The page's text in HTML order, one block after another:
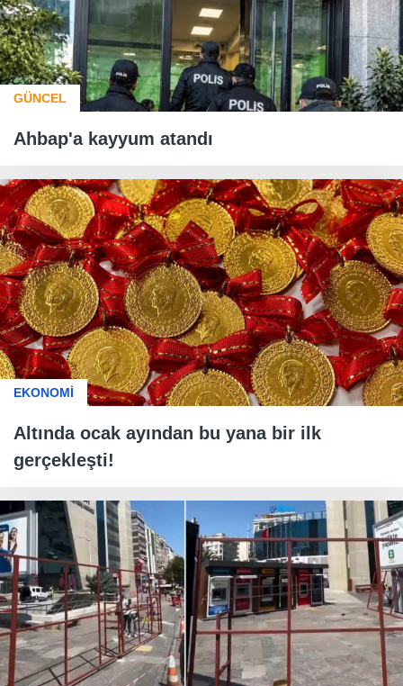
GÜNCEL
Ahbap'a kayyum atandı
EKONOMİ
Altında ocak ayından bu yana bir ilk
gerçekleşti!